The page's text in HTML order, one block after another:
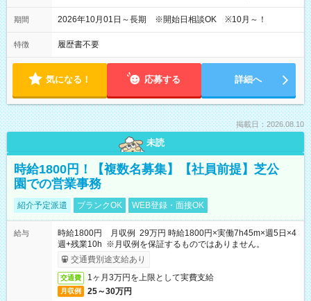
期間 2026年10月01日～長期 ※開始日相談OK ※10月～！
特徴 履歴書不要
気になる！ 応募する 詳細へ
掲載日：2026.08.10
未読
時給1800円！【複数名募集】【社員前提】芝公
園での営業事務
紹介予定派遣 ブランクOK WEB登録・面接OK
給与
時給1800円 月収例 29万円 時給1800円×実働7h45m×週5日×4
週+残業10h ※月収例を保証するものではありません。
交通費別途支給あり
交通費 1ヶ月3万円を上限として実費支給
月収例 25～30万円